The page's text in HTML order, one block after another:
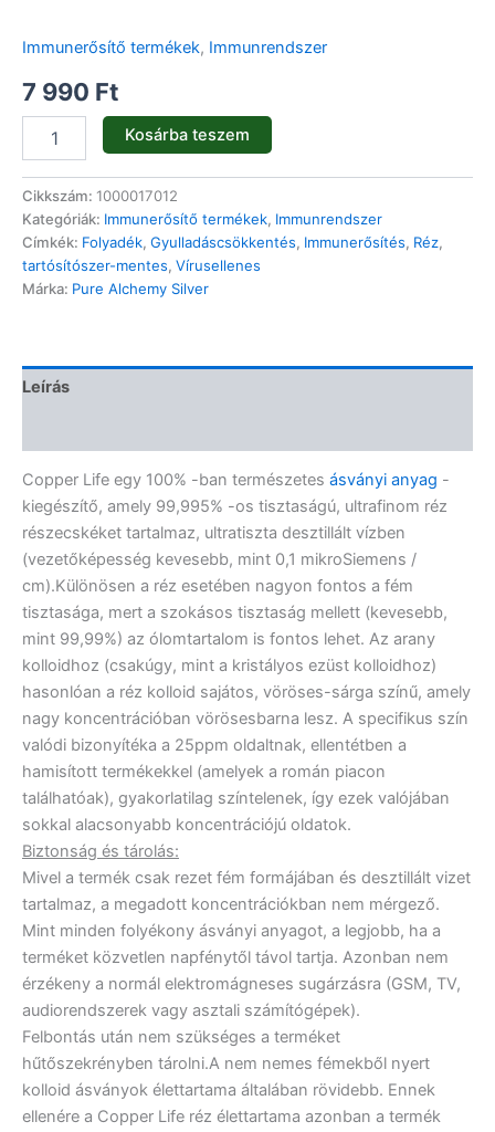
Immunerősítő termékek, Immunrendszer
7 990 Ft
Kosárba teszem
Cikkszám: 1000017012
Kategóriák: Immunerősítő termékek, Immunrendszer
Címkék: Folyadék, Gyulladáscsökkentés, Immunerősítés, Réz,
tartósítószer-mentes, Vírusellenes
Márka: Pure Alchemy Silver
Leírás
Copper Life egy 100% -ban természetes ásványi anyag -
kiegészítő, amely 99,995% -os tisztaságú, ultrafinom réz
részecskéket tartalmaz, ultratiszta desztillált vízben
(vezetőképesség kevesebb, mint 0,1 mikroSiemens /
cm).Különösen a réz esetében nagyon fontos a fém
tisztasága, mert a szokásos tisztaság mellett (kevesebb,
mint 99,99%) az ólomtartalom is fontos lehet. Az arany
kolloidhoz (csakúgy, mint a kristályos ezüst kolloidhoz)
hasonlóan a réz kolloid sajátos, vöröses-sárga színű, amely
nagy koncentrációban vörösesbarna lesz. A specifikus szín
valódi bizonyítéka a 25ppm oldaltnak, ellentétben a
hamisított termékekkel (amelyek a román piacon
találhatóak), gyakorlatilag színtelenek, így ezek valójában
sokkal alacsonyabb koncentrációjú oldatok.
Biztonság és tárolás:
Mivel a termék csak rezet fém formájában és desztillált vizet
tartalmaz, a megadott koncentrációkban nem mérgező.
Mint minden folyékony ásványi anyagot, a legjobb, ha a
terméket közvetlen napfénytől távol tartja. Azonban nem
érzékeny a normál elektromágneses sugárzásra (GSM, TV,
audiorendszerek vagy asztali számítógépek).
Felbontás után nem szükséges a terméket
hűtőszekrényben tárolni.A nem nemes fémekből nyert
kolloid ásványok élettartama általában rövidebb. Ennek
ellenére a Copper Life réz élettartama azonban a termék